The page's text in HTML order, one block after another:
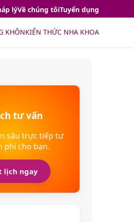
lýVề chúng tôiTuyển dụng
KHÔNKIẾN THỨC NHA KHOA
tư vấn
sâu trực tiếp tư
phí cho bạn.
lịch ngay